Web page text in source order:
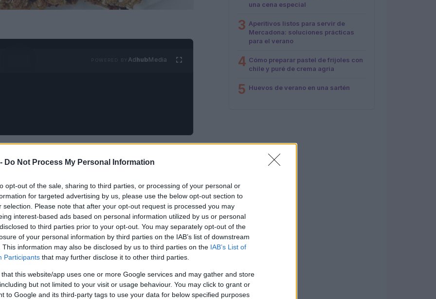
Do Not Process My Personal Information
opt-out of the sale, sharing to third parties, or processing of your personal or
for targeted advertising by us, please use the below opt-out section to
selection. Please note that after your opt-out request is processed you may
interest-based ads based on personal information utilized by us or personal
to third parties prior to your opt-out. You may separately opt-out of the
of your personal information by third parties on the IAB’s list of downstream
This information may also be disclosed by us to third parties on the IAB’s List of
Participants that may further disclose it to other third parties.
that this website/app uses one or more Google services and may gather and store
but not limited to your visit or usage behaviour. You may click to grant or
to Google and its third-party tags to use your data for below specified purposes
AdhubMedia
y miel con sólo cinco ingredientes.
el ánimo a media mañana, o congélalos
una cena especial
3 Aperitivos listos para servir de
Mercadona: soluciones prácticas
para el verano
4 Cómo preparar pastel de frijoles con
chile y puré de crema agria
5 Huevos de verano en una sartén